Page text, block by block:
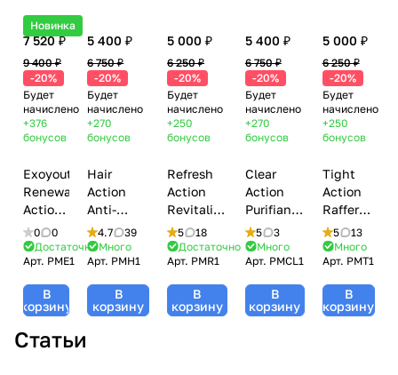
Новинка
7 520 ₽
9 400 ₽
-20%
Будет
начислено
+376
бонусов
Exoyouth
Renewal
Action
(Регенерация),
Mesoline
Pluryal
Плюриал),
5 мл
0
0
Достаточно
Арт. PME1
В
корзину
5 400 ₽
6 750 ₽
-20%
Будет
начислено
+270
бонусов
Hair
Action
Anti-
Chute
(Облысение,
стимуляция
волос),
Mesoline
4.7
39
Много
Арт. PMH1
В
корзину
5 000 ₽
6 250 ₽
-20%
Будет
начислено
+250
бонусов
Refresh
Action
Revitalisante
(Биоревитализиция,
лифтинг),
Mesoline
(Мезолайн
Плюриал),
5
18
Достаточно
Арт. PMR1
В
корзину
5 400 ₽
6 750 ₽
-20%
Будет
начислено
+270
бонусов
Clear
Action
Purifiante
(Акне,
жирная
кожа,
Mesoline
Pluryal
5
3
Много
Арт. PMCL1
В
корзину
5 000 ₽
6 250 ₽
-20%
Будет
начислено
+250
бонусов
Tight
Action
(Лифтинг,
морщины),
Mesoline
(Мезолайн
Плюриал),
5
13
Много
Арт. PMT1
В
корзину
Статьи